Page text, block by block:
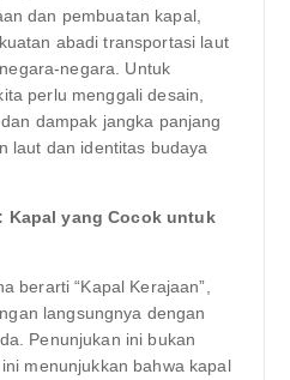
dan pembuatan kapal,
abadi transportasi laut
negara. Untuk
perlu menggali desain,
dampak jangka panjang
laut dan identitas budaya
Kapal yang Cocok untuk
berarti “Kapal Kerajaan”,
langsungnya dengan
Penunjukan ini bukan
menunjukkan bahwa kapal